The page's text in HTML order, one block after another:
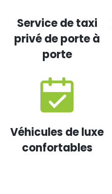
Service de taxi
privé de porte à
porte
Véhicules de luxe
confortables